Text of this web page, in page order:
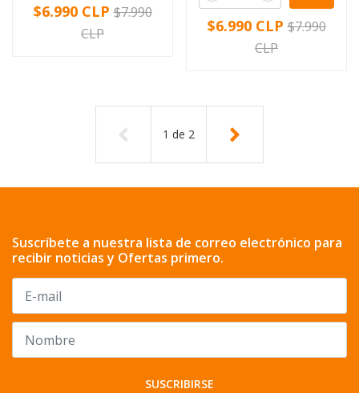
$6.990 CLP $7.990
CLP
$6.990 CLP $7.990
CLP
1 de 2
Suscríbete a nuestra lista de correo electrónico para
recibir noticias y Ofertas primero.
SUSCRIBIRSE